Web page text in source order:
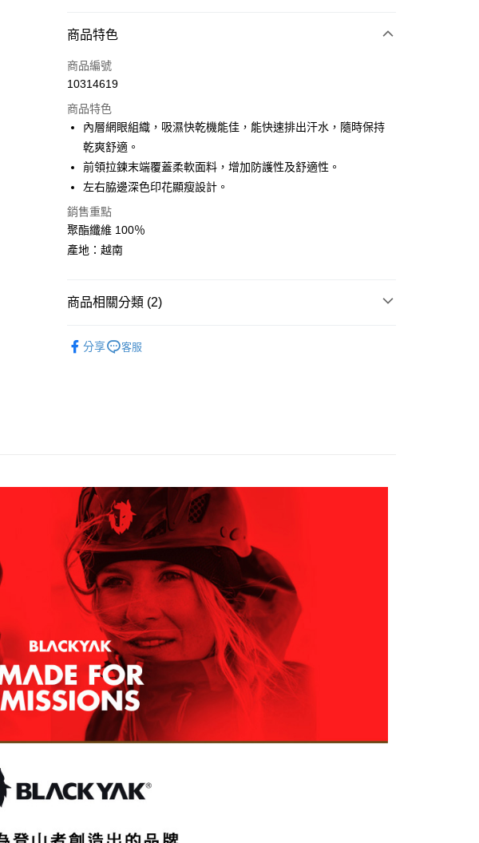
Apple Pay
街口支付
悠遊付
Google Pay
AFTEE先享後付
相關說明
１．簡單：不需註冊會員、不需綁卡、不需儲值。
※ 交易是否成功請以「AFTEE先享後付 」之結帳頁面顯示為準，若有關於
是否繳費成功／繳費後需取消欲退款等相關疑問，請聯繫「AFTEE先享後
付客戶支援中心」https://netprotections.freshdesk.com/support/home
【注意事項】
１．透過由恩沛科技股份有限公司提供之「AFTEE先享後付」服務完成之
交易，需依本服務之必要範圍內提供個人資料，並將交易相關給付款項請
求債權轉讓予恩沛科技股份有限公司。
２．關於個人資料處理事宜，請瀏覽以下網址：
https://aftee.tw/terms/#terms3
３．未成年的使用者請事先徵得法定代理人或監護人之同意方可使用
「AFTEE先享後付」，若未經同意申辦者引起之損失，本公司不負相關責
任。
４．使用「AFTEE先享後付」時，將依據個別帳號之用戶狀況，依本公司
即時審查核予不同之上限額度；若仍有額度不足之情形，本公司將視審查
結果請求用戶進行身份認證。
５．嚴禁一人註冊多個帳號或使用他人資訊註冊。若發現惡意使用之情
形，恩沛科技股份有限公司將有權停止該用戶之使用額度並採取法律行
全家取貨付款
付款後萊爾富取貨
每筆NT$60，滿NT$799(含以上)免運費
7-11取貨付款
每筆NT$60，滿NT$799(含以上)免運費
付款後7-11取貨
每筆NT$60，滿NT$799(含以上)免運費
宅配
每筆NT$70，滿NT$799(含以上)免運費
商品特色
商品編號
10314619
商品特色
內層網眼組織，吸濕快乾機能佳，能快速排出汗水，隨時保持
乾爽舒適。
前領拉鍊末端覆蓋柔軟面料，增加防護性及舒適性。
左右脇邊深色印花顯瘦設計。
銷售重點
聚酯纖維 100％
產地：越南
商品相關分類 (2)
分享 客服